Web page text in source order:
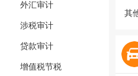
外汇审计
涉税审计
贷款审计
增值税节税
其